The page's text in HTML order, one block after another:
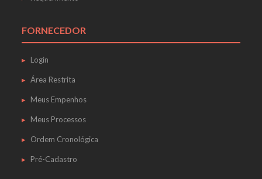
FORNECEDOR
Login
Área Restrita
Meus Empenhos
Meus Processos
Ordem Cronológica
Pré-Cadastro